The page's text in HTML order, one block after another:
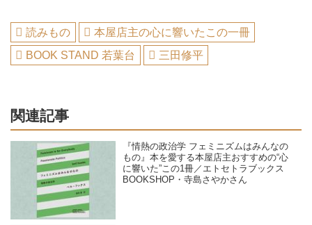
読みもの
本屋店主の心に響いたこの一冊
BOOK STAND 若葉台
三田修平
関連記事
『情熱の政治学 フェミニズムはみんなの
もの』本を愛する本屋店主おすすめの“心
に響いた”この1冊／エトセトラブックス
BOOKSHOP・寺島さやかさん